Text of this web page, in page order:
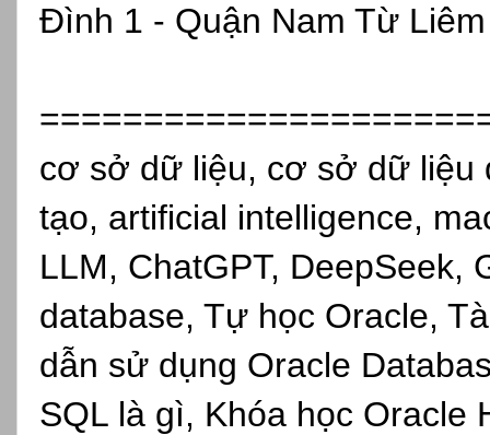
Đình 1 - Quận Nam Từ Liêm
cơ sở dữ liệu, cơ sở dữ liệu
tạo, artificial intelligence,
LLM, ChatGPT, DeepSeek,
database, Tự học Oracle,
dẫn sử dụng Oracle
SQL là gì, Khóa học Oracle